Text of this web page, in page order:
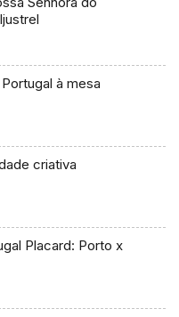
à mesa
criativa
Placard: Porto x